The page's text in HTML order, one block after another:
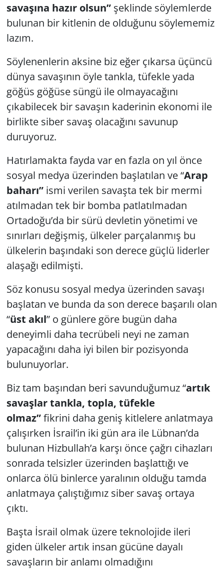
savaşına hazır olsun” şeklinde söylemlerde
bulunan bir kitlenin de olduğunu söylememiz
lazım.
Söylenenlerin aksine biz eğer çıkarsa üçüncü
dünya savaşının öyle tankla, tüfekle yada
göğüs göğüse süngü ile olmayacağını
çıkabilecek bir savaşın kaderinin ekonomi ile
birlikte siber savaş olacağını savunup
duruyoruz.
Hatırlamakta fayda var en fazla on yıl önce
sosyal medya üzerinden başlatılan ve “Arap
baharı”ismi verilen savaşta tek bir mermi
atılmadan tek bir bomba patlatılmadan
Ortadoğu’da bir sürü devletin yönetimi ve
sınırları değişmiş, ülkeler parçalanmış bu
ülkelerin başındaki son derece güçlü liderler
alaşağı edilmişti.
Söz konusu sosyal medya üzerinden savaşı
başlatan ve bunda da son derece başarılı olan
“üst akıl” o günlere göre bugün daha
deneyimli daha tecrübeli neyi ne zaman
yapacağını daha iyi bilen bir pozisyonda
bulunuyorlar.
Biz tam başından beri savunduğumuz “artık
savaşlar tankla, topla, tüfekle
olmaz”fikrini daha geniş kitlelere anlatmaya
çalışırken İsrail’in iki gün ara ile Lübnan’da
bulunan Hizbullah’a karşı önce çağrı cihazları
sonrada telsizler üzerinden başlattığı ve
onlarca ölü binlerce yaralının olduğu tamda
anlatmaya çalıştığımız siber savaş ortaya
çıktı.
Başta İsrail olmak üzere teknolojide ileri
giden ülkeler artık insan gücüne dayalı
savaşların bir anlamı olmadığını